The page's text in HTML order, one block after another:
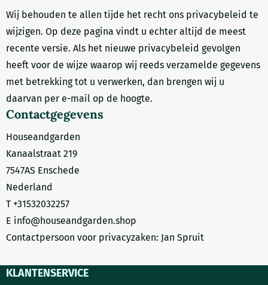
Wij behouden te allen tijde het recht ons privacybeleid te
wijzigen. Op deze pagina vindt u echter altijd de meest
recente versie. Als het nieuwe privacybeleid gevolgen
heeft voor de wijze waarop wij reeds verzamelde gegevens
met betrekking tot u verwerken, dan brengen wij u
daarvan per e-mail op de hoogte.
Contactgegevens
Houseandgarden
Kanaalstraat 219
7547AS Enschede
Nederland
T +31532032257
E info@houseandgarden.shop
Contactpersoon voor privacyzaken: Jan Spruit
KLANTENSERVICE